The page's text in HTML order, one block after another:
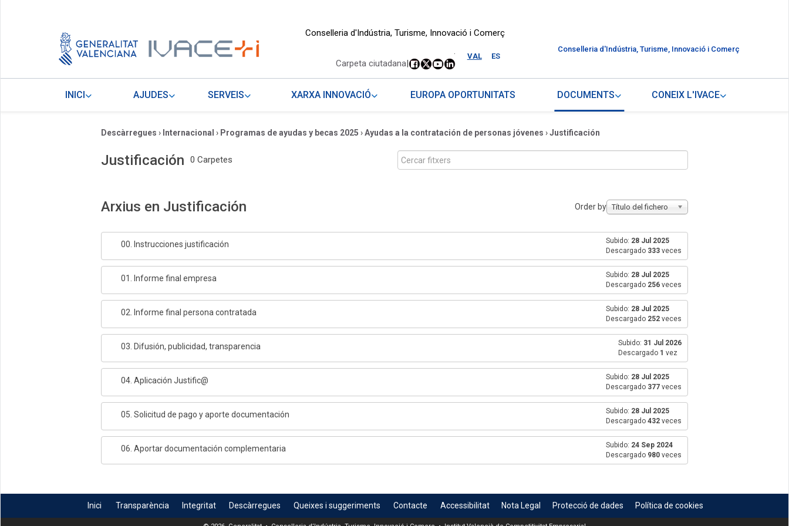
Conselleria d'Indústria, Turisme, Innovació i Comerç
VAL ES
.
Carpeta ciutadana|
Conselleria d'Indústria, Turisme, Innovació i Comerç
INICI AJUDES SERVEIS XARXA INNOVACIÓ EUROPA OPORTUNITATS DOCUMENTS CONEIX L'IVACE
Descàrregues › Internacional › Programas de ayudas y becas 2025 ›Ayudas a la contratación de personas jóvenes ›Justificación
Justificación 0 Carpetes
Arxius en Justificación Order by Título del fichero
00. Instrucciones justificación Subido: 28 Jul 2025
Descargado 333 veces
01. Informe final empresa Subido: 28 Jul 2025
Descargado 256 veces
02. Informe final persona contratada Subido: 28 Jul 2025
Descargado 252 veces
03. Difusión, publicidad, transparencia Subido: 31 Jul 2026
Descargado 1 vez
04. Aplicación Justific@ Subido: 28 Jul 2025
Descargado 377 veces
05. Solicitud de pago y aporte documentación Subido: 28 Jul 2025
Descargado 432 veces
06. Aportar documentación complementaria Subido: 24 Sep 2024
Descargado 980 veces
Inici Transparència Integritat Descàrregues Queixes i suggeriments Contacte Accessibilitat Nota Legal Protecció de dades Política de cookies